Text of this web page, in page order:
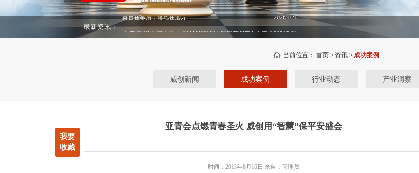
最新资讯： 2026/3/31
会“听话”的电网大屏：威创AI超融屏在国网某调度中心正式
当前位置： 首页 > 资讯 > 成功案例
威创新闻 成功案例 行业动态 产业洞察
我要
收藏
亚青会点燃青春圣火 威创用“智慧”保平安盛会
时间：2013年8月16日 来自：管理员